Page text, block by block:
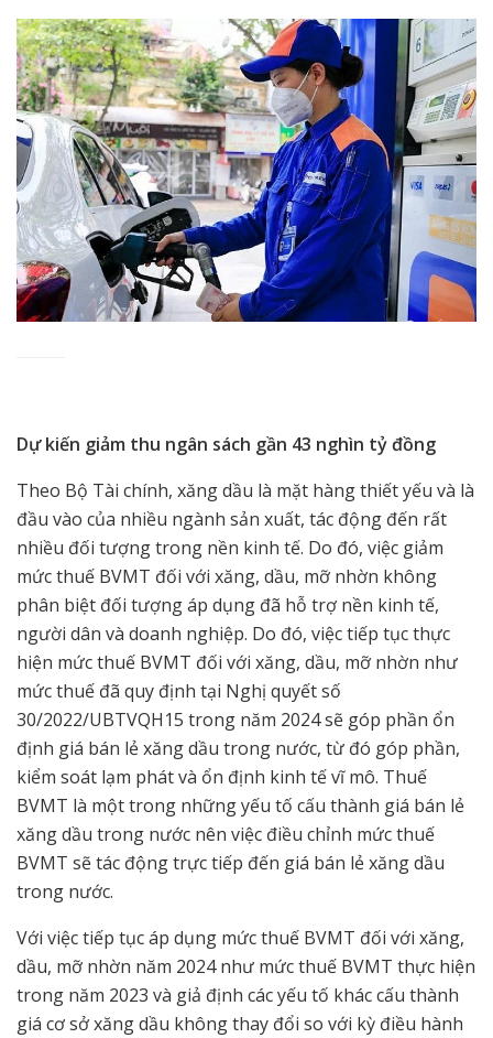
Dự kiến giảm thu ngân sách gần 43 nghìn tỷ đồng
Theo Bộ Tài chính, xăng dầu là mặt hàng thiết yếu và là
đầu vào của nhiều ngành sản xuất, tác động đến rất
nhiều đối tượng trong nền kinh tế. Do đó, việc giảm
mức thuế BVMT đối với xăng, dầu, mỡ nhờn không
phân biệt đối tượng áp dụng đã hỗ trợ nền kinh tế,
người dân và doanh nghiệp. Do đó, việc tiếp tục thực
hiện mức thuế BVMT đối với xăng, dầu, mỡ nhờn như
mức thuế đã quy định tại Nghị quyết số
30/2022/UBTVQH15 trong năm 2024 sẽ góp phần ổn
định giá bán lẻ xăng dầu trong nước, từ đó góp phần,
kiểm soát lạm phát và ổn định kinh tế vĩ mô. Thuế
BVMT là một trong những yếu tố cấu thành giá bán lẻ
xăng dầu trong nước nên việc điều chỉnh mức thuế
BVMT sẽ tác động trực tiếp đến giá bán lẻ xăng dầu
trong nước.
Với việc tiếp tục áp dụng mức thuế BVMT đối với xăng,
dầu, mỡ nhờn năm 2024 như mức thuế BVMT thực hiện
trong năm 2023 và giả định các yếu tố khác cấu thành
giá cơ sở xăng dầu không thay đổi so với kỳ điều hành